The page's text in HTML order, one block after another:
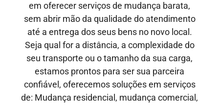
em oferecer serviços de mudança barata,
sem abrir mão da qualidade do atendimento
até a entrega dos seus bens no novo local.
Seja qual for a distância, a complexidade do
seu transporte ou o tamanho da sua carga,
estamos prontos para ser sua parceira
confiável, oferecemos soluções em serviços
de: Mudança residencial, mudança comercial,